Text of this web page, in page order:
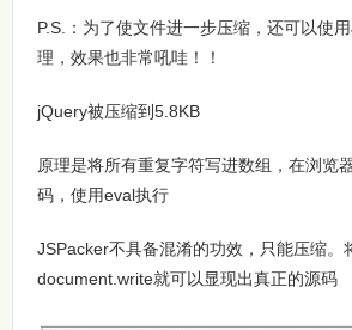
P.S.：为了使文件进一步压缩，还可以使
理，效果也非常吼哇！！
jQuery被压缩到5.8KB
原理是将所有重复字符写进数组，在浏览
码，使用eval执行
JSPacker不具备混淆的功效，只能压缩。
document.write就可以显现出真正的源码